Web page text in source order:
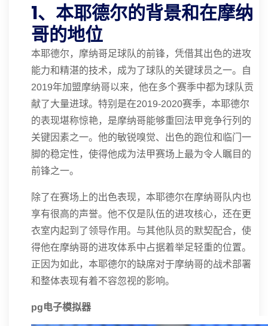
1、本耶德尔的背景和在摩纳
哥的地位
本耶德尔，摩纳哥足球队的前锋，凭借其出色的进攻
能力和精湛的技术，成为了球队的关键球员之一。自
2019年加盟摩纳哥以来，他在多个赛季中都为球队贡
献了大量进球。特别是在2019-2020赛季，本耶德尔
的表现堪称惊艳，是摩纳哥能够重回法甲竞争行列的
关键因素之一。他的敏锐嗅觉、出色的跑位和临门一
脚的稳定性，使得他成为法甲赛场上最为令人瞩目的
前锋之一。
除了在赛场上的出色表现，本耶德尔在摩纳哥队内也
享有很高的声誉。他不仅是队伍的进攻核心，还在更
衣室内起到了领导作用。与其他队员的默契配合，使
得他在摩纳哥的进攻体系中占据着举足轻重的位置。
正因为如此，本耶德尔的缺席对于摩纳哥的战术部署
和整体表现有着不容忽视的影响。
pg电子模拟器